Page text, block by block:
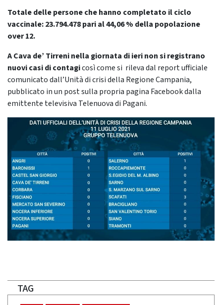
Totale delle persone che hanno completato il ciclo
vaccinale: 23.794.478 pari al 44,06 % della popolazione
over 12.
A Cava de’ Tirreni nella giornata di ieri non si registrano
nuovi casi di contagicosì come si rileva dal report ufficiale
comunicato dall’Unità di crisi della Regione Campania,
pubblicato in un post sulla propria pagina Facebook dalla
emittente televisiva Telenuova di Pagani.
TAG